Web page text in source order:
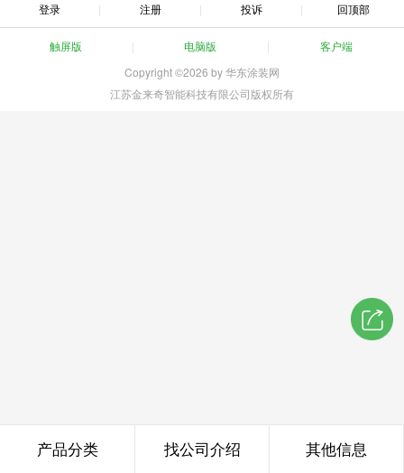
登录 注册 投诉 回顶部
触屏版 电脑版
客户端
Copyright ©2026 by 华东涂装网
江苏金来奇智能科技有限公司版权所有
产品分类 找公司介绍 其他信息